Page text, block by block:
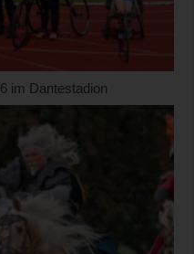
im Dantestadion